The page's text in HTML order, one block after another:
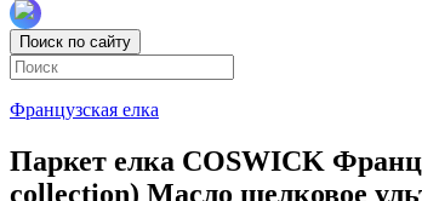
Поиск по сайту
Французская елка
Паркет елка COSWICK
collection) Масло шелковое